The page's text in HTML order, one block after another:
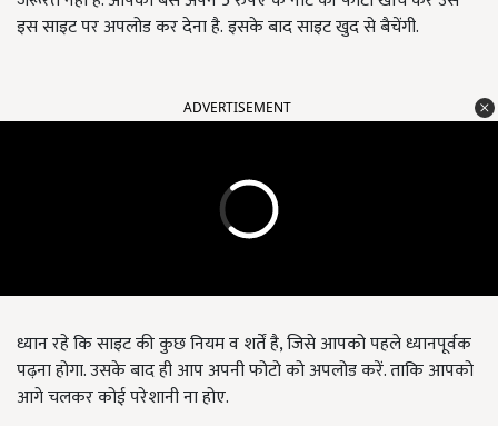
इस साइट पर अपलोड कर देना है.इसके बाद साइट खुद से बैचेंगी.
ADVERTISEMENT
ध्यान रहे कि साइट की कुछ नियम व शर्तें है,जिसे आपको पहले ध्यानपूर्वक
पढ़ना होगा. उसके बाद ही आप अपनी फोटो को अपलोड करें. ताकि आपको
आगे चलकर कोई परेशानी ना होए.